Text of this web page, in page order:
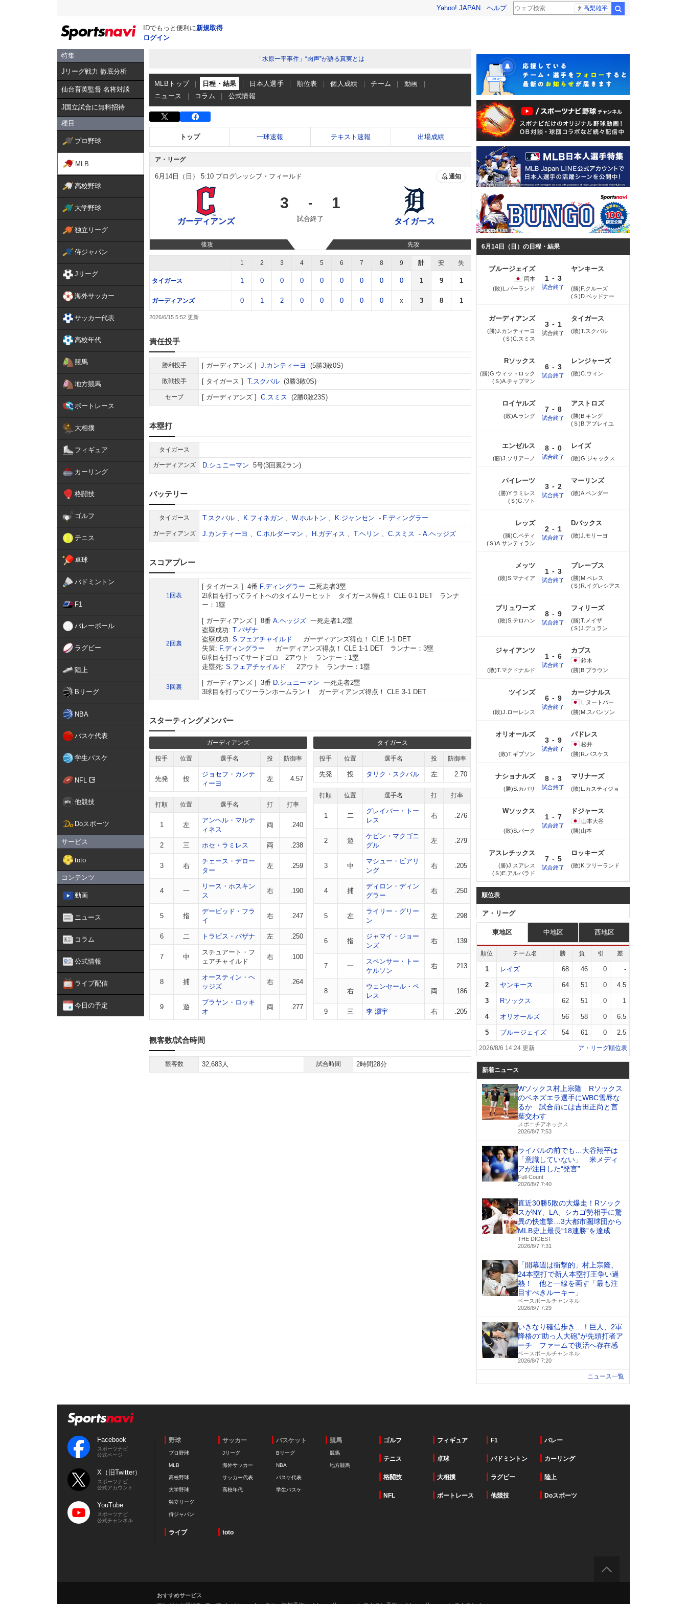
Yahoo! JAPAN ヘルプ 高梨雄平
IDでもっと便利に新規取得
ログイン
特集
Jリーグ戦力 徹底分析
仙台育英監督 名将対談
J国立試合に無料招待
種目
プロ野球
MLB
高校野球
大学野球
独立リーグ
侍ジャパン
Jリーグ
海外サッカー
サッカー代表
高校年代
競馬
地方競馬
ボートレース
大相撲
フィギュア
カーリング
格闘技
ゴルフ
テニス
卓球
バドミントン
F1
バレーボール
ラグビー
陸上
Bリーグ
NBA
バスケ代表
学生バスケ
NFL
他競技
Doスポーツ
サービス
toto
コンテンツ
動画
ニュース
コラム
公式情報
ライブ配信
今日の予定
「水原一平事件」“肉声”が語る真実とは
MLBトップ 日程・結果 日本人選手 順位表 個人成績 チーム
動画
ニュース
コラム 公式情報
トップ 一球速報 テキスト速報 出場成績
ア・リーグ
6月14日（日） 5:10 プログレッシブ・フィールド 通知
ガーディアンズ
3 - 1
試合終了 タイガース
後攻 先攻
1 2 3 4 5 6 7 8 9 計 安 失
タイガース 1 0 0 0 0 0 0 0 0 1 9 1
ガーディアンズ 0 1 2 0 0 0 0 0 x 3 8 1
2026/6/15 5:52
責任投手
勝利投手 ガーディアンズ J.カンティーヨ (5勝3敗0S)
敗戦投手 タイガース T.スクバル (3勝3敗0S)
セーブ ガーディアンズ C.スミス (2勝0敗23S)
本塁打
タイガース
ガーディアンズ D.シュニーマン 5号(3回裏2ラン)
バッテリー
タイガース T.スクバル 、 K.フィネガン 、 W.ホルトン 、 K.ジャンセン - F.ディングラー
ガーディアンズ J.カンティーヨ 、 C.ホルダーマン 、 H.ガディス 、 T.ヘリン 、 C.スミス - A.ヘッジズ
スコアプレー
1回表
タイガース 4番 F.ディングラー 二死走者3塁
2球目を打ってライトへのタイムリーヒット タイガース得点！ CLE 0-1 DET ランナ
ー：1塁
2回裏
ガーディアンズ 8番 A.ヘッジズ 一死走者1,2塁
盗塁成功: T.バザナ
盗塁成功: S.フェアチャイルド
ガーディアンズ得点！ CLE 1-1 DET
失策: F.ディングラー
ガーディアンズ得点！ CLE 1-1 DET ランナー：3塁
6球目を打ってサードゴロ 2アウト ランナー：1塁
走塁死: S.フェアチャイルド 2アウト ランナー：1塁
3回裏
ガーディアンズ 3番 D.シュニーマン 一死走者2塁
3球目を打ってツーランホームラン！ ガーディアンズ得点！ CLE 3-1 DET
スターティングメンバー
ガーディアンズ
投手 位置 選手名 投 防御率
先発 投
ジョセフ・カンテ
ィーヨ
左 4.57
打順 位置 選手名 打 打率
1 左
アンヘル・マルテ
ィネス
両 .240
2 三 ホセ・ラミレス 両 .238
3 右
チェース・デロー
ター
左 .259
4 一
リース・ホスキン
ス
右 .190
5 指
デービッド・フラ
イ
右 .247
6 二 トラビス・バザナ 左 .250
7 中
スチュアート・フ
ェアチャイルド
右 .100
8 捕
オースティン・ヘ
ッジズ
右 .264
9 遊
ブラヤン・ロッキ
オ
両 .277
タイガース
投手 位置 選手名 投 防御率
先発 投 タリク・スクバル 左 2.70
打順 位置 選手名 打 打率
1 二
グレイバー・トー
レス
右 .276
2 遊
ケビン・マクゴニ
グル
左 .279
3 中
マシュー・ビアリ
ング
右 .205
4 捕
ディロン・ディン
グラー
右 .250
5 左
ライリー・グリー
ン
左 .298
6 指
ジャマイ・ジョー
ンズ
右 .139
7 一
スペンサー・トー
ケルソン
右 .213
8 右
ウェンセール・ペ
レス
両 .186
9 三 李 灝宇 右 .205
観客数/試合時間
観客数 32,683人 試合時間 2時間28分
6月14日（日）の日程・結果
ブルージェイズ
岡本
(敗)L.バーランド
1 - 3
試合終了
ヤンキース
(勝)F.クルーズ
(Ｓ)D.ベッドナー
ガーディアンズ
(勝)J.カンティーヨ
(Ｓ)C.スミス
3 - 1
試合終了
タイガース
(敗)T.スクバル
Rソックス
(勝)G.ウィットロック
(Ｓ)A.チャプマン
6 - 3
試合終了
レンジャーズ
(敗)C.ウィン
ロイヤルズ
(敗)A.ラング
7 - 8
試合終了
アストロズ
(勝)B.キング
(Ｓ)B.アブレイユ
エンゼルス
(勝)J.ソリアーノ
8 - 0
試合終了
レイズ
(敗)G.ジャックス
パイレーツ
(勝)Y.ラミレス
(Ｓ)G.ソト
3 - 2
試合終了
マーリンズ
(敗)A.ベンダー
レッズ
(勝)C.ペティ
(Ｓ)A.サンティラン
2 - 1
試合終了
Dバックス
(敗)J.モリーヨ
メッツ
(敗)S.マナイア
1 - 3
試合終了
ブレーブス
(勝)M.ペレス
(Ｓ)R.イグレシアス
ブリュワーズ
(敗)S.デロハン
8 - 9
試合終了
フィリーズ
(勝)T.メイザ
(Ｓ)J.デュラン
ジャイアンツ
(敗)T.マクドナルド
1 - 6
試合終了
カブス
鈴木
(勝)B.ブラウン
ツインズ
(敗)J.ローレンス
6 - 9
試合終了
カージナルス
L.ヌートバー
(勝)M.スバンソン
オリオールズ
(敗)T.ギブソン
3 - 9
試合終了
パドレス
松井
(勝)R.バスケス
ナショナルズ
(勝)S.カバリ
8 - 3
試合終了
マリナーズ
(敗)L.カスティジョ
Wソックス
(敗)S.バーク
1 - 7
試合終了
ドジャース
山本大谷
(勝)山本
アスレチックス
(勝)J.スアレス
(Ｓ)E.アルバラド
7 - 5
試合終了
ロッキーズ
(敗)K.フリーランド
順位表
ア・リーグ
東地区 中地区 西地区
順位 チーム名 勝 負 引 差
1 レイズ 68 46 0 -
2 ヤンキース 64 51 0 4.5
3 Rソックス 62 51 0 1
4 オリオールズ 56 58 0 6.5
5 ブルージェイズ 54 61 0 2.5
2026/8/6 14:24 更新 ア・リーグ順位表
新着ニュース
Wソックス村上宗隆 Rソックス
のベネズエラ選手にWBC雪辱な
るか 試合前には吉田正尚と言
葉交わす
スポニチアネックス
2026/8/7 7:53
ライバルの前でも…大谷翔平は
「意識していない」 米メディ
アが注目した“発言”
Full-Count
2026/8/7 7:40
直近30勝5敗の大爆走！Rソック
スがNY、LA、シカゴ勢相手に驚
異の快進撃…3大都市圏球団から
MLB史上最長“18連勝”を達成
THE DIGEST
2026/8/7 7:31
「開幕週は衝撃的」村上宗隆、
24本塁打で新人本塁打王争い過
熱！ 他と一線を画す「最も注
目すべきルーキー」
ベースボールチャンネル
2026/8/7 7:29
いきなり確信歩き…！巨人、2軍
降格の“助っ人大砲”が先頭打者ア
ーチ ファームで復活へ存在感
ベースボールチャンネル
2026/8/7 7:20
ニュース一覧
Facebook
スポーツナビ
公式ページ
X（旧Twitter）
スポーツナビ
公式アカウント
YouTube
スポーツナビ
公式チャンネル
野球
プロ野球
MLB
高校野球
大学野球
独立リーグ
侍ジャパン
サッカー
Jリーグ
海外サッカー
サッカー代表
高校年代
バスケット
Bリーグ
NBA
バスケ代表
学生バスケ
競馬
競馬
地方競馬
ゴルフ フィギュア F1 バレー
テニス 卓球 バドミントン カーリング
格闘技 大相撲 ラグビー 陸上
NFL ボートレース 他競技 Doスポーツ
ライブ toto
おすすめサービス